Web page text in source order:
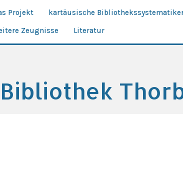
Projekt kartäusische
Zeugnisse
Literatur